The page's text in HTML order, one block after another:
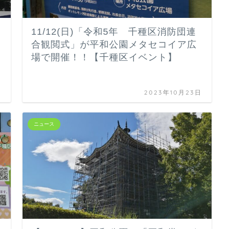
11/12(日)「令和5年 千種区消防団連
合観閲式」が平和公園メタセコイア広
場で開催！！【千種区イベント】
2023年10月23日
ニュース